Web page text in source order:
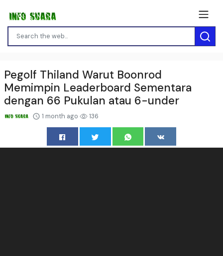
Pegolf Thiland Warut Boonrod
Memimpin Leaderboard Sementara
dengan 66 Pukulan atau 6-under
1 month ago 136